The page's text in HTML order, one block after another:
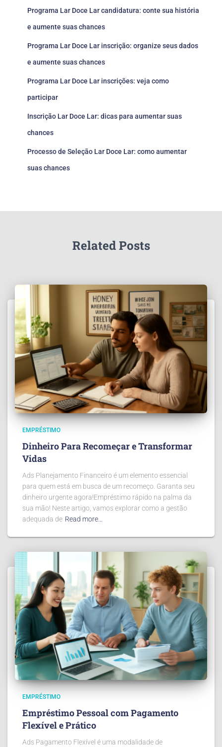
Programa Lar Doce Lar candidatura: conte sua história
e aumente suas chances
Programa Lar Doce Lar inscrição: organize seus dados
e aumente suas chances
Programa Lar Doce Lar inscrições: veja como
participar
Inscrição Lar Doce Lar: dicas para aumentar suas
chances
Processo de Seleção Lar Doce Lar: como aumentar
suas chances
Related Posts
EMPRÉSTIMO
Dinheiro Para Recomeçar e Transformar
Vidas
Ads Planejamento Financeiro é um elemento essencial
para quem está em busca de um recomeço. Garanta seu
dinheiro urgente agora!Empréstimo rápido na palma da
sua mão! Neste artigo, vamos explorar como a gestão
adequada de Read more…
EMPRÉSTIMO
Empréstimo Pessoal com Pagamento
Flexível e Prático
Ads Pagamento Flexível é uma modalidade de